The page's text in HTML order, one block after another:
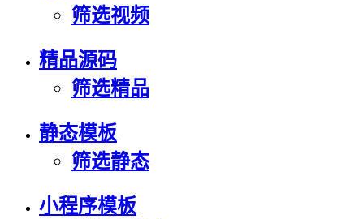
筛选视频
精品源码
筛选精品
静态模板
筛选静态
小程序模板